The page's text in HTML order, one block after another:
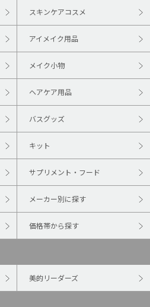
スキンケアコスメ
アイメイク用品
メイク小物
ヘアケア用品
バスグッズ
キット
サプリメント・フード
メーカー別に探す
価格帯から探す
美的リーダーズ